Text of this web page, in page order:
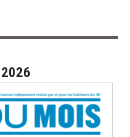
2026